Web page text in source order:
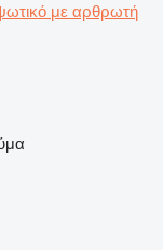
με αρθρωτή